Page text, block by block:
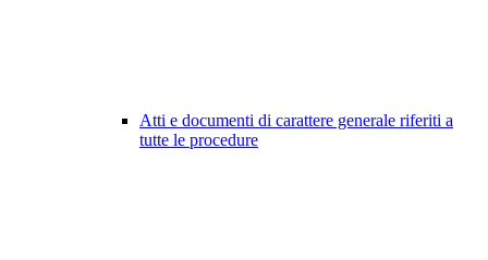
Atti e documenti di carattere generale riferiti a
tutte le procedure